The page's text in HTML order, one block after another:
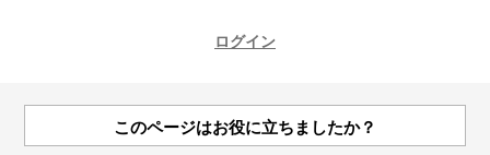
ログイン
このページはお役に立ちましたか？